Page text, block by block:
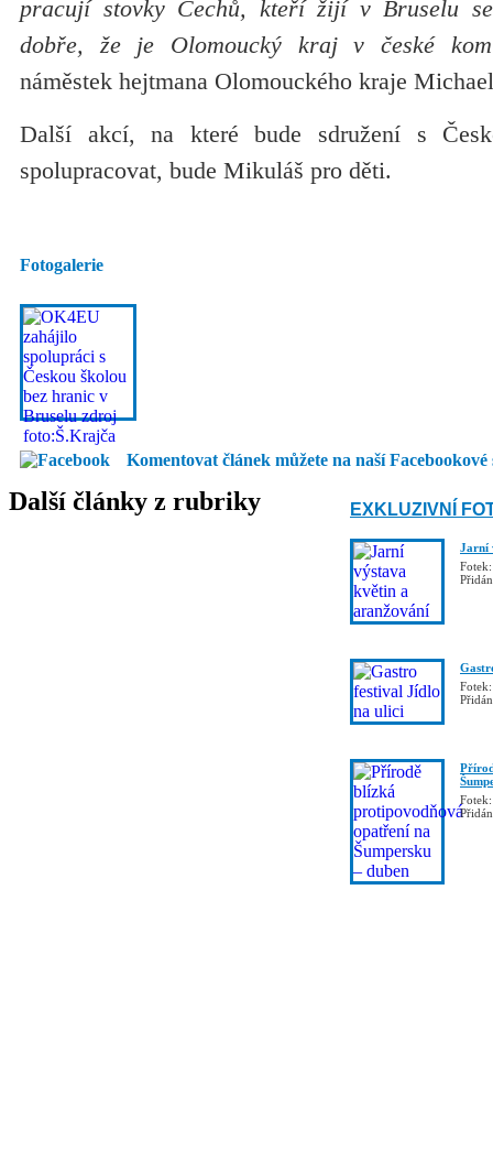
pracují stovky Čechů, kteří žijí v Bruselu
dobře, že je Olomoucký kraj v české
náměstek hejtmana Olomouckého kraje
Další akcí, na které bude sdružení s
spolupracovat, bude Mikuláš pro děti.
Fotogalerie
Komentovat článek můžete na naší Facebookové
Další články z rubriky EXKLUZIVNÍ
Jarní